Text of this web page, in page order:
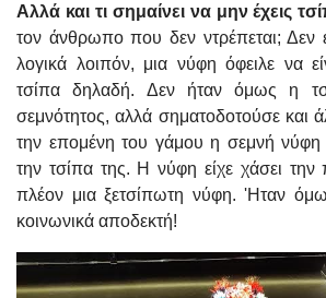
Αλλά και τι σημαίνει να μην έχεις
τον άνθρωπο που δεν ντρέπεται; Δεν
λογικά λοιπόν, μια νύφη όφειλε να
τσίπα δηλαδή. Δεν ήταν όμως η
σεμνότητος, αλλά σηματοδοτούσε και
την επομένη του γάμου η σεμνή νύφη
την τσίπα της. Η νύφη είχε χάσει την
πλέον μια ξετσίπωτη νύφη. 'Ηταν
κοινωνικά αποδεκτή!